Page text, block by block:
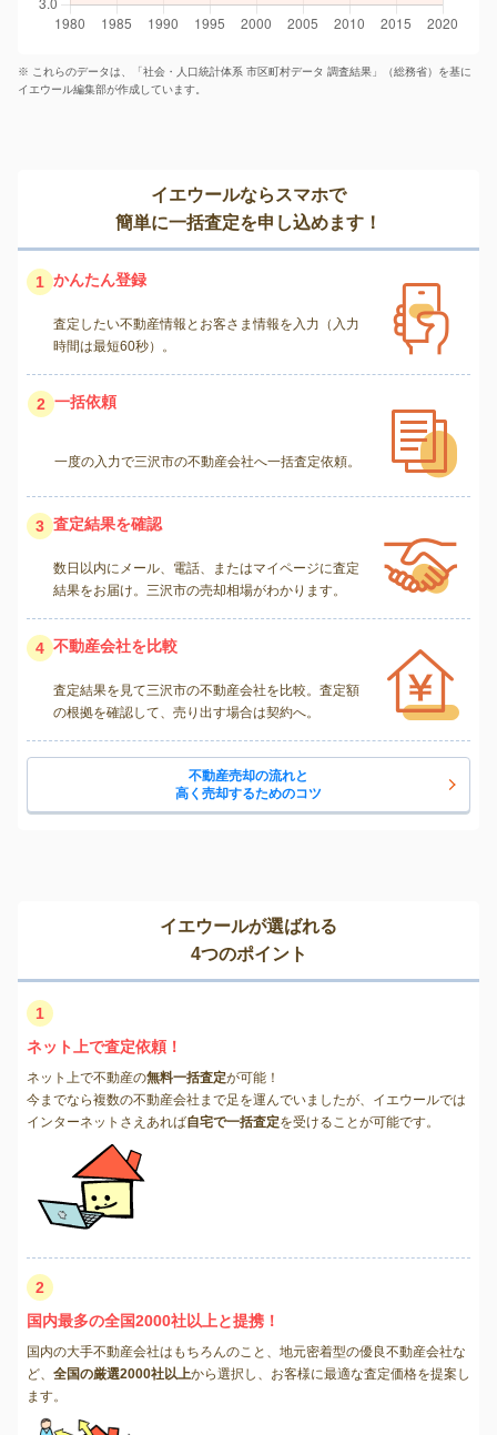
※ これらのデータは、「社会・人口統計体系 市区町村データ 調査結果」（総務省）を基に
イエウール編集部が作成しています。
イエウールならスマホで
簡単に一括査定を申し込めます！
1 かんたん登録
査定したい不動産情報とお客さま情報を入力（入力
時間は最短60秒）。
2 一括依頼
一度の入力で三沢市の不動産会社へ一括査定依頼。
3 査定結果を確認
数日以内にメール、電話、またはマイページに査定
結果をお届け。三沢市の売却相場がわかります。
4 不動産会社を比較
査定結果を見て三沢市の不動産会社を比較。査定額
の根拠を確認して、売り出す場合は契約へ。
不動産売却の流れと
高く売却するためのコツ
イエウールが選ばれる
4つのポイント
1
ネット上で査定依頼！
ネット上で不動産の無料一括査定が可能！
今までなら複数の不動産会社まで足を運んでいましたが、イエウールでは
インターネットさえあれば自宅で一括査定を受けることが可能です。
2
国内最多の全国2000社以上と提携！
国内の大手不動産会社はもちろんのこと、地元密着型の優良不動産会社な
ど、 全国の厳選2000社以上から選択し、お客様に最適な査定価格を提案し
ます。